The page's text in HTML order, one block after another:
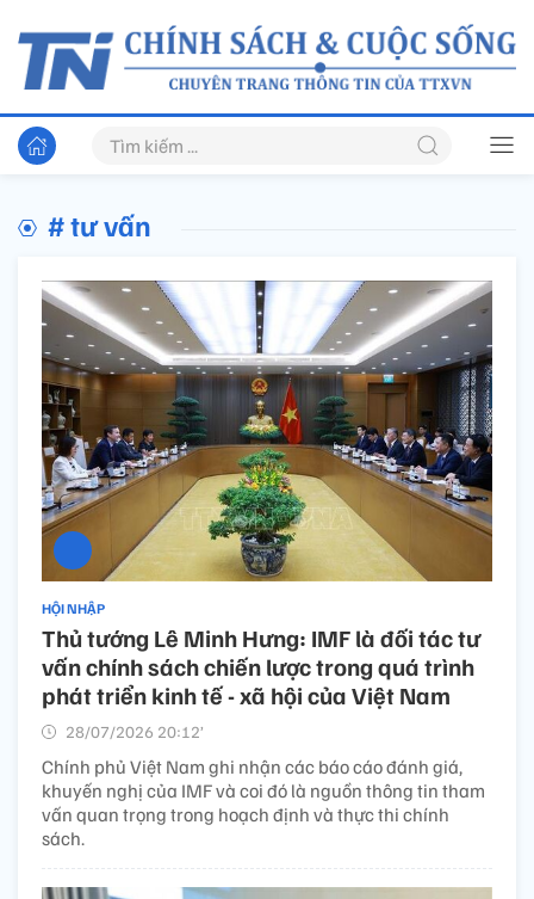
# tư vấn
HỘI NHẬP
Thủ tướng Lê Minh Hưng: IMF là đối tác tư
vấn chính sách chiến lược trong quá trình
phát triển kinh tế - xã hội của Việt Nam
28/07/2026 20:12’
Chính phủ Việt Nam ghi nhận các báo cáo đánh giá,
khuyến nghị của IMF và coi đó là nguồn thông tin tham
vấn quan trọng trong hoạch định và thực thi chính
sách.